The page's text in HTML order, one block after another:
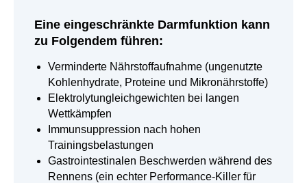
Eine eingeschränkte Darmfunktion kann
zu Folgendem führen:
Verminderte Nährstoffaufnahme (ungenutzte
Kohlenhydrate, Proteine und Mikronährstoffe)
Elektrolytungleichgewichten bei langen
Wettkämpfen
Immunsuppression nach hohen
Trainingsbelastungen
Gastrointestinalen Beschwerden während des
Rennens (ein echter Performance-Killer für